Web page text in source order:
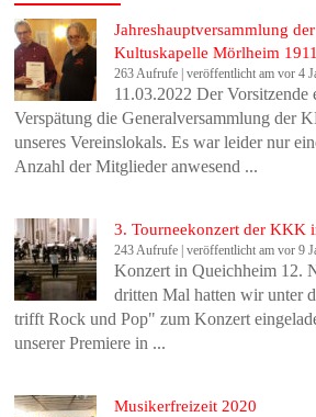
Jahreshauptversammlung
Kultuskapelle Mörlheim 1911
263 Aufrufe |veröffentlicht am vor 4
11.03.2022 Der
Verspätung die Generalversammlung der
unseres Vereinslokals. Es war leider nur
Anzahl der Mitglieder anwesend ...
3. Tourneekonzert der KKK
243 Aufrufe |veröffentlicht am vor 9
Konzert in Queichheim 12.
dritten Mal hatten wir unter
trifft Rock und Pop" zum Konzert
unserer Premiere in ...
Musikerfreizeit 2020